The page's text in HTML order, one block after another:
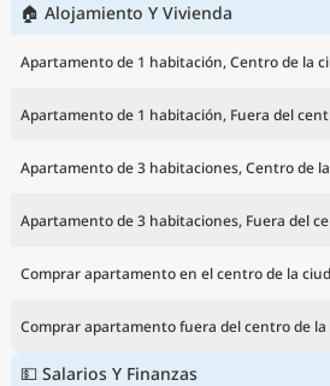
🏠 Alojamiento Y Vivienda
Apartamento de 1 habitación, Centro de la
Apartamento de 1 habitación, Fuera del
Apartamento de 3 habitaciones, Centro de
Apartamento de 3 habitaciones, Fuera del
Comprar apartamento en el centro de la
Comprar apartamento fuera del centro de la
💵 Salarios Y Finanzas